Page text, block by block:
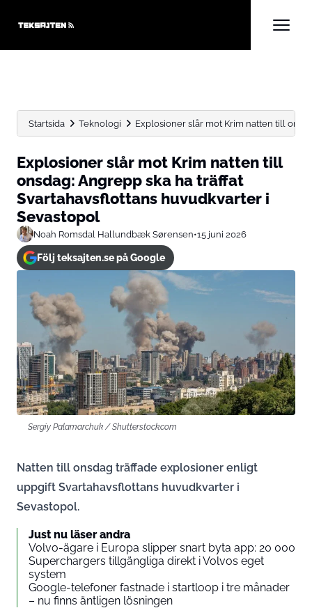
Startsida Teknologi Explosioner slår mot Krim natten till
Explosioner slår mot Krim natten till
onsdag: Angrepp ska ha träffat
Svartahavsflottans huvudkvarter i
Sevastopol
Noah Romsdal Hallundbæk Sørensen•15 juni 2026
Följ teksajten.se på Google
Sergiy Palamarchuk / Shutterstock.com
Natten till onsdag träffade explosioner enligt
uppgift Svartahavsflottans huvudkvarter i
Sevastopol.
Just nu läser andra
Volvo-ägare i Europa slipper snart byta app: 20 000
Superchargers tillgängliga direkt i Volvos eget
system
Google-telefoner fastnade i startloop i tre månader
– nu finns äntligen lösningen